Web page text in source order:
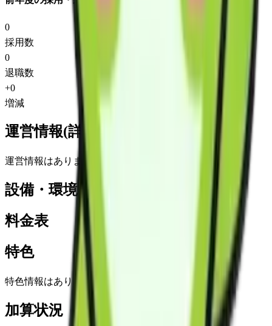
0
採用数
0
退職数
+0
増減
運営情報(詳細)
運営情報はありません
設備・環境
料金表
特色
特色情報はありません
加算状況